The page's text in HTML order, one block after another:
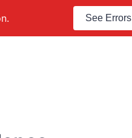
See Errors